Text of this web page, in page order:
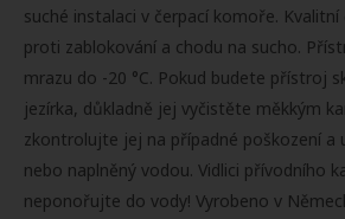
suché instalaci v čerpací komoře.
proti zablokování a chodu na sucho.
mrazu do -20 °C. Pokud budete přístroj
jezírka, důkladně jej vyčistěte měkkým
zkontrolujte jej na případné poškození a
nebo naplněný vodou. Vidlici přívodního
neponořujte do vody! Vyrobeno v